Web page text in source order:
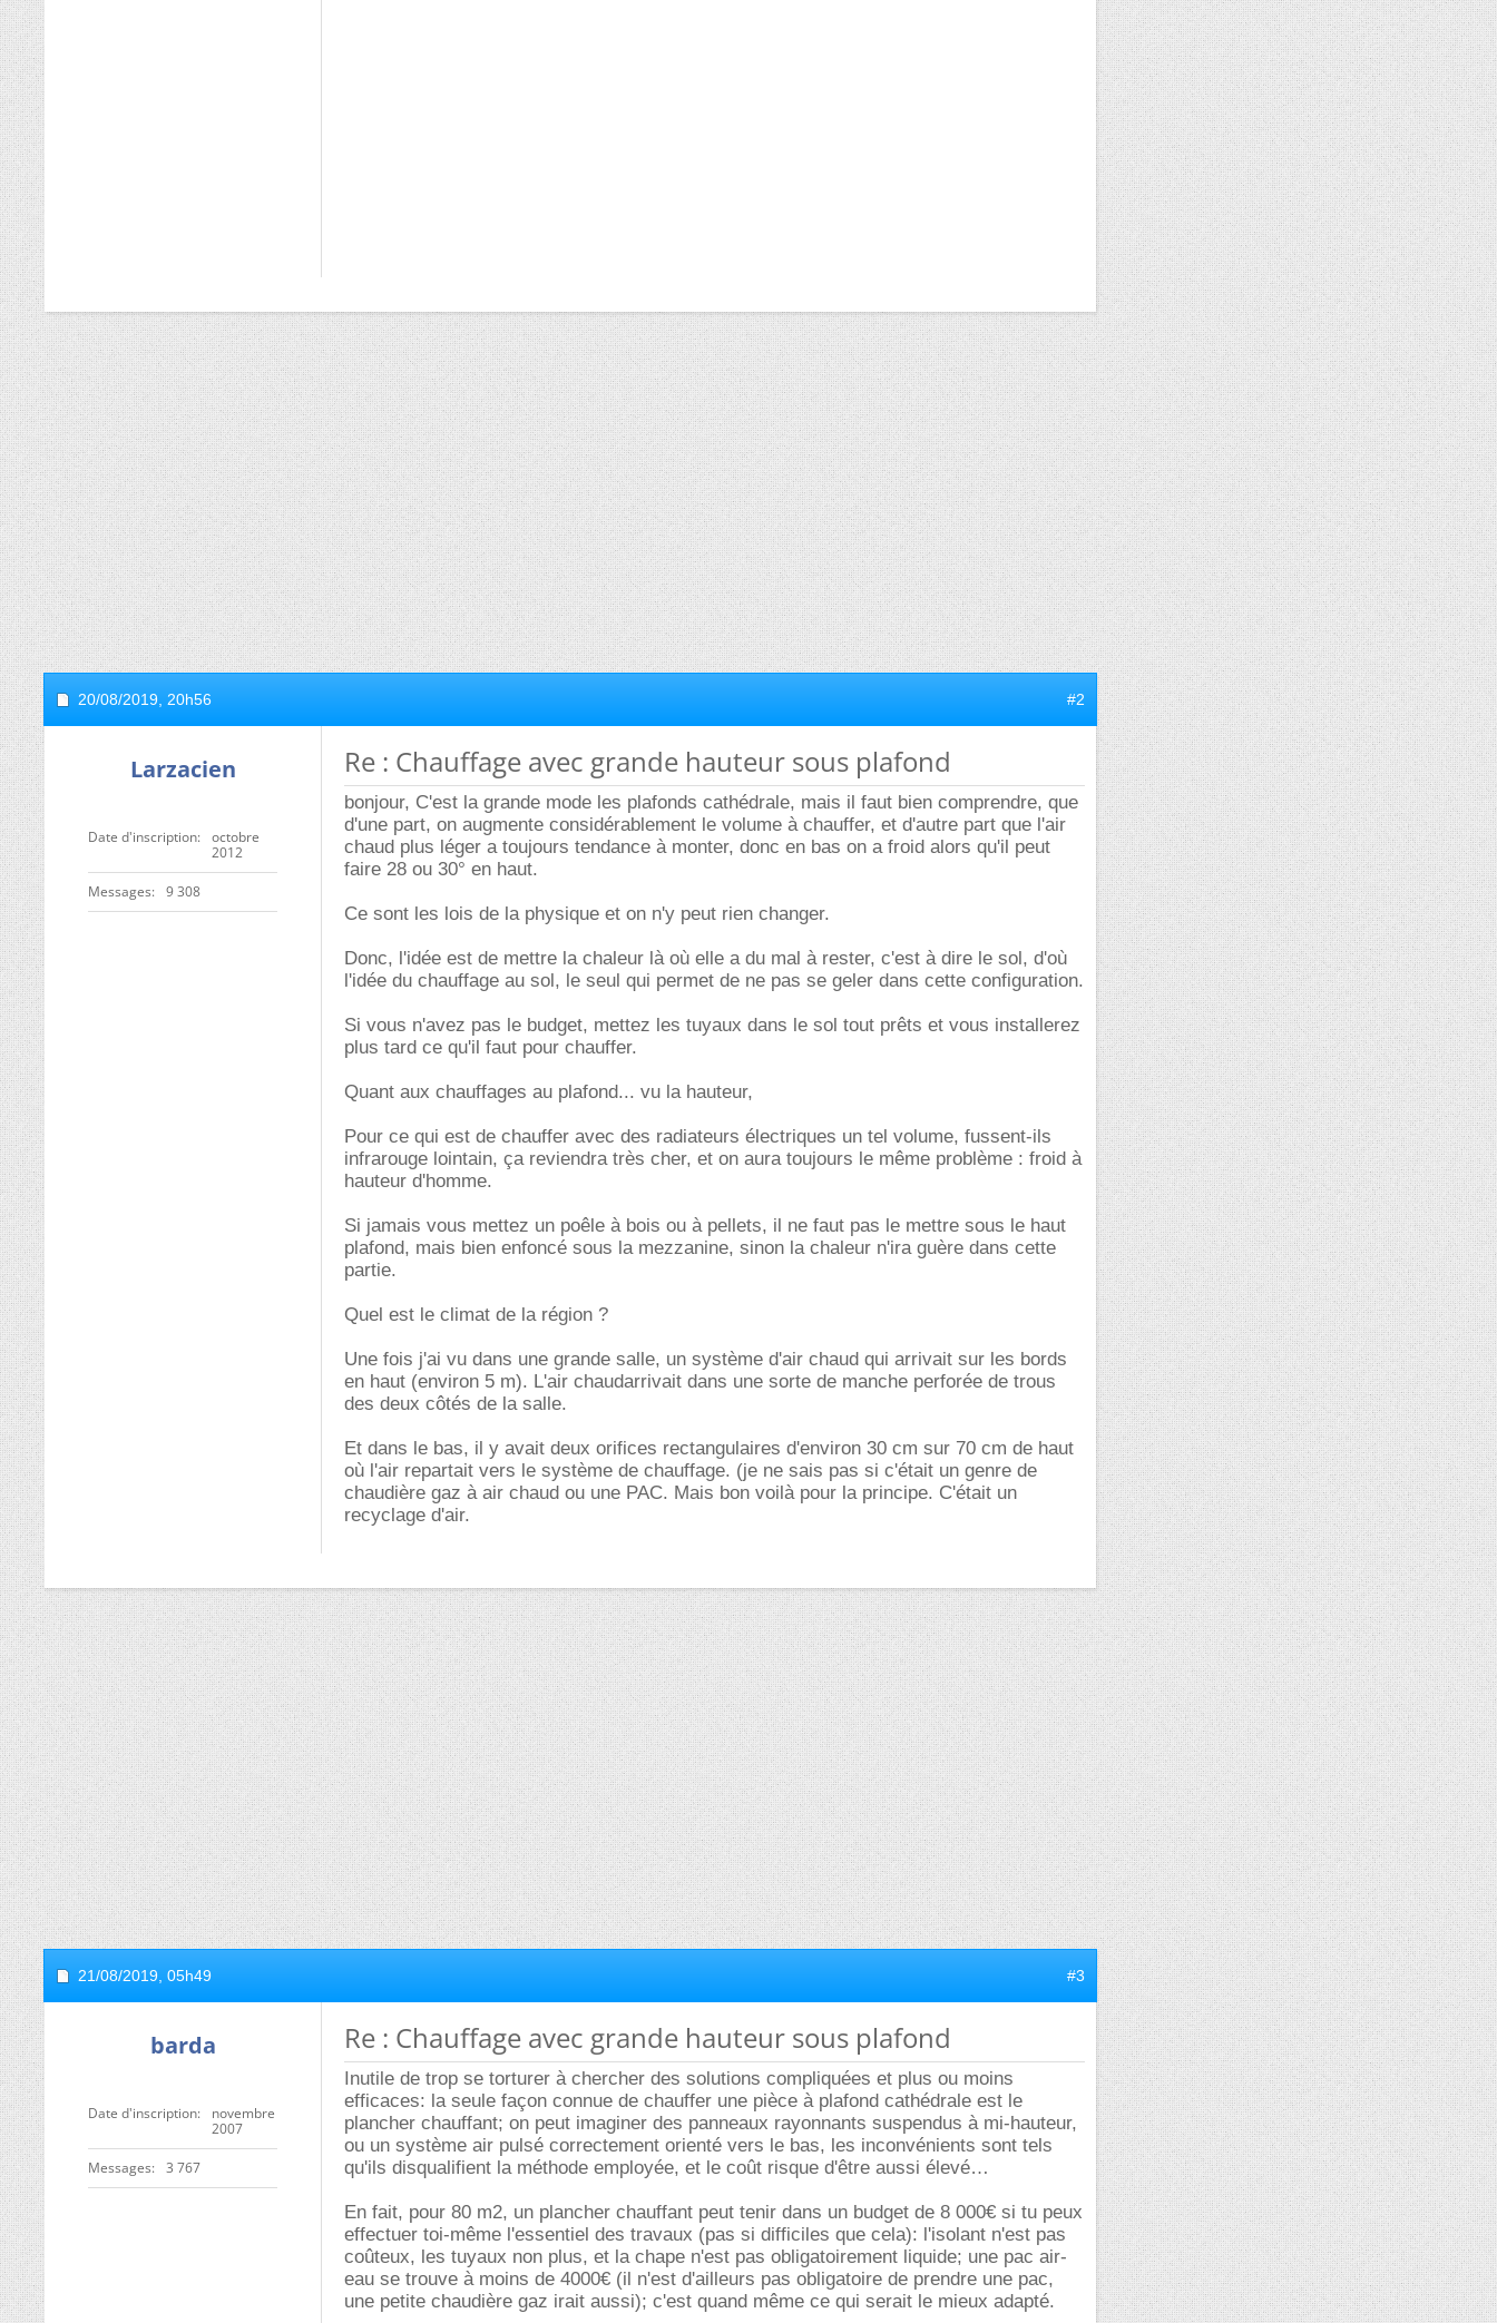
20/08/2019, 20h56 #2
Larzacien
Date d'inscription
octobre
2012
Messages 9 308
Re : Chauffage avec grande hauteur sous plafond
bonjour, C'est la grande mode les plafonds cathédrale, mais il faut bien comprendre, que
d'une part, on augmente considérablement le volume à chauffer, et d'autre part que l'air
chaud plus léger a toujours tendance à monter, donc en bas on a froid alors qu'il peut
faire 28 ou 30° en haut.
Ce sont les lois de la physique et on n'y peut rien changer.
Donc, l'idée est de mettre la chaleur là où elle a du mal à rester, c'est à dire le sol, d'où
l'idée du chauffage au sol, le seul qui permet de ne pas se geler dans cette configuration.
Si vous n'avez pas le budget, mettez les tuyaux dans le sol tout prêts et vous installerez
plus tard ce qu'il faut pour chauffer.
Quant aux chauffages au plafond... vu la hauteur,
Pour ce qui est de chauffer avec des radiateurs électriques un tel volume, fussent-ils
infrarouge lointain, ça reviendra très cher, et on aura toujours le même problème : froid à
hauteur d'homme.
Si jamais vous mettez un poêle à bois ou à pellets, il ne faut pas le mettre sous le haut
plafond, mais bien enfoncé sous la mezzanine, sinon la chaleur n'ira guère dans cette
partie.
Quel est le climat de la région ?
Une fois j'ai vu dans une grande salle, un système d'air chaud qui arrivait sur les bords
en haut (environ 5 m). L'air chaudarrivait dans une sorte de manche perforée de trous
des deux côtés de la salle.
Et dans le bas, il y avait deux orifices rectangulaires d'environ 30 cm sur 70 cm de haut
où l'air repartait vers le système de chauffage. (je ne sais pas si c'était un genre de
chaudière gaz à air chaud ou une PAC. Mais bon voilà pour la principe. C'était un
recyclage d'air.
21/08/2019, 05h49 #3
barda
Date d'inscription
novembre
2007
Messages 3 767
Re : Chauffage avec grande hauteur sous plafond
Inutile de trop se torturer à chercher des solutions compliquées et plus ou moins
efficaces: la seule façon connue de chauffer une pièce à plafond cathédrale est le
plancher chauffant; on peut imaginer des panneaux rayonnants suspendus à mi-hauteur,
ou un système air pulsé correctement orienté vers le bas, les inconvénients sont tels
qu'ils disqualifient la méthode employée, et le coût risque d'être aussi élevé
En fait, pour 80 m2, un plancher chauffant peut tenir dans un budget de 8 000€ si tu peux
effectuer toi-même l'essentiel des travaux (pas si difficiles que cela): l'isolant n'est pas
coûteux, les tuyaux non plus, et la chape n'est pas obligatoirement liquide; une pac air-
eau se trouve à moins de 4000€ (il n'est d'ailleurs pas obligatoire de prendre une pac,
une petite chaudière gaz irait aussi); c'est quand même ce qui serait le mieux adapté.